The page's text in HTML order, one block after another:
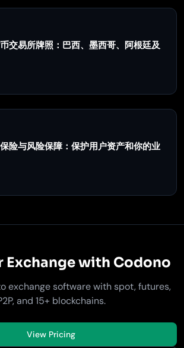
交易所牌照：巴西、墨西哥、阿根廷及
险与风险保障：保护用户资产和你的业
Exchange with Codono
exchange software with spot, futures,
and 15+ blockchains.
View Pricing